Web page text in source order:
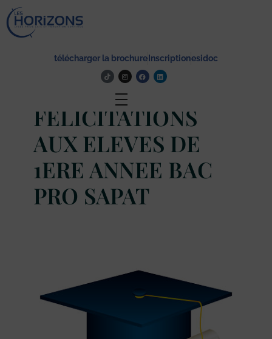
télécharger la brochure Inscriptionesidoc
FELICITATIONS
AUX ELEVES DE
1ERE ANNEE BAC
PRO SAPAT